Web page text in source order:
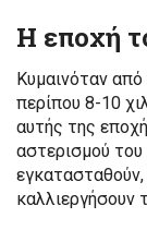
Η εποχή
Κυμαινόταν
περίπου 8-10
αυτής της
αστερισμού
εγκατασταθούν,
καλλιεργήσουν